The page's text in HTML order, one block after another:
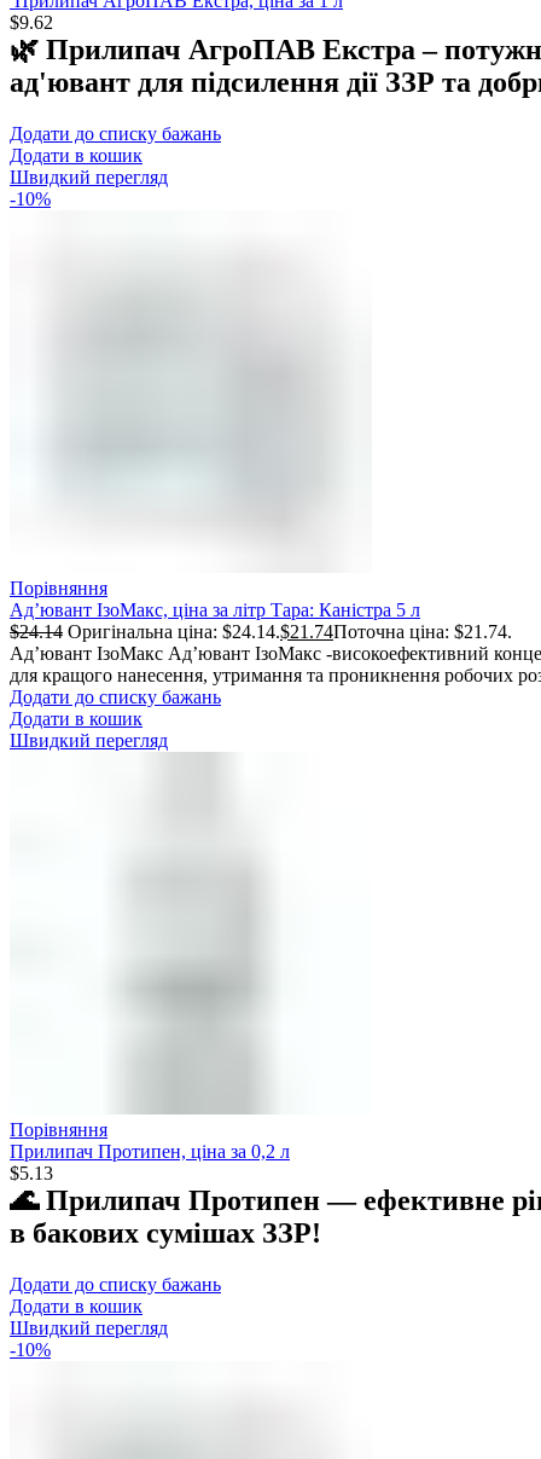
$9.62
🌿 Прилипач АгроПАВ Екстра –
ад'ювант для підсилення дії ЗЗР та
Додати до списку бажань
Додати в кошик
Швидкий перегляд
-10%
Порівняння
Ад’ювант ІзоМакс, ціна за літр Тара: Каністра 5 л
$24.14 Оригінальна ціна: $24.14.$21.74Поточна ціна: $21.74.
Ад’ювант ІзоМакс Ад’ювант ІзоМакс -високоефективний
для кращого нанесення, утримання та проникнення робочих
Додати до списку бажань
Додати в кошик
Швидкий перегляд
Порівняння
Прилипач Протипен, ціна за 0,2 л
$5.13
🌊 Прилипач Протипен — ефективне
в бакових сумішах ЗЗР!
Додати до списку бажань
Додати в кошик
Швидкий перегляд
-10%